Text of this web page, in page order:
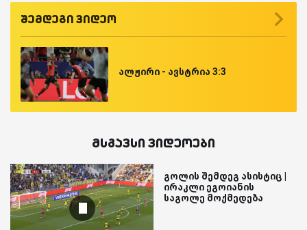
შემდეგი ვიდეო
ალჟირი - ავსტრია 3:3
მსგავსი ვიდეოები
გოლის შემდეგ ასისტიც |
ირაკლი ეგოიანის
საგოლე მოქმედება